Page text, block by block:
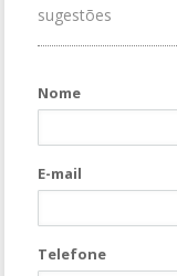
sugestões
Nome
E-mail
Telefone